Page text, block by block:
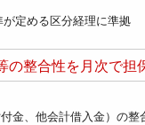
の整合性を月次で担
金、他会計借入金）の整